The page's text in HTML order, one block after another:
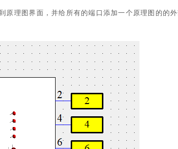
原理图界面，并给所有的端口添加一个原理图的的